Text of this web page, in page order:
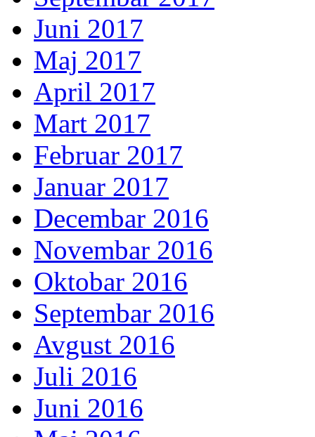
Juni 2017
Maj 2017
April 2017
Mart 2017
Februar 2017
Januar 2017
Decembar 2016
Novembar 2016
Oktobar 2016
Septembar 2016
Avgust 2016
Juli 2016
Juni 2016